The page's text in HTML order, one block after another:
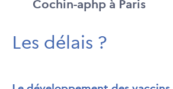
Cochin-aphp à Paris
Les délais ?